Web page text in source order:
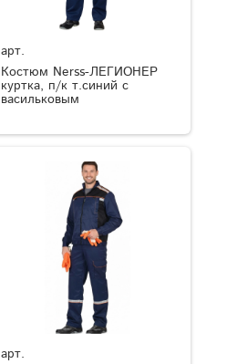
арт.
Костюм Nerss-ЛЕГИОНЕР
куртка, п/к т.синий с
васильковым
арт.